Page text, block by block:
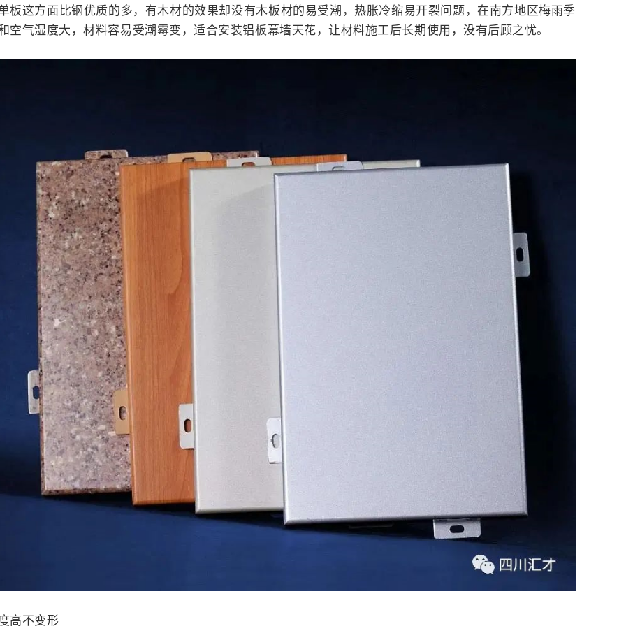
板这方面比钢优质的多，有木材的效果却没有木板材的易受潮，热胀冷缩易开裂问题，在南方地区梅雨季
空气湿度大，材料容易受潮霉变，适合安装铝板幕墙天花，让材料施工后长期使用，没有后顾之忧。
高不变形